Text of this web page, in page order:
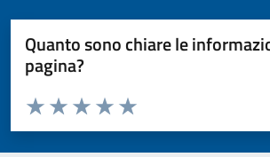
Quanto sono chiare le
pagina?
Valuta da 1 a 5 stelle la pagina
Valuta 5 stelle su 5
Valuta 4 stelle su 5
Valuta 3 stelle su 5
Valuta 2 stelle su 5
Valuta 1 stelle su 5